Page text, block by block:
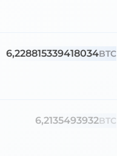
6,228815339418034BTC
6,2135493932BTC